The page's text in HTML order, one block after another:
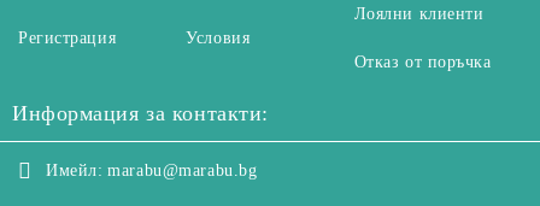
Регистрация Условия
Лоялни клиенти
Отказ от поръчка
Информация за контакти:
Имейл: marabu@marabu.bg